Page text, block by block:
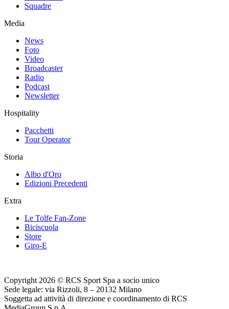
Squadre
Media
News
Foto
Video
Broadcaster
Radio
Podcast
Newsletter
Hospitality
Pacchetti
Tour Operator
Storia
Albo d'Oro
Edizioni Precedenti
Extra
Le Tolfe Fan-Zone
Biciscuola
Store
Giro-E
Copyright 2026 © RCS Sport Spa a socio unico
Sede legale: via Rizzoli, 8 – 20132 Milano
Soggetta ad attività di direzione e coordinamento di RCS